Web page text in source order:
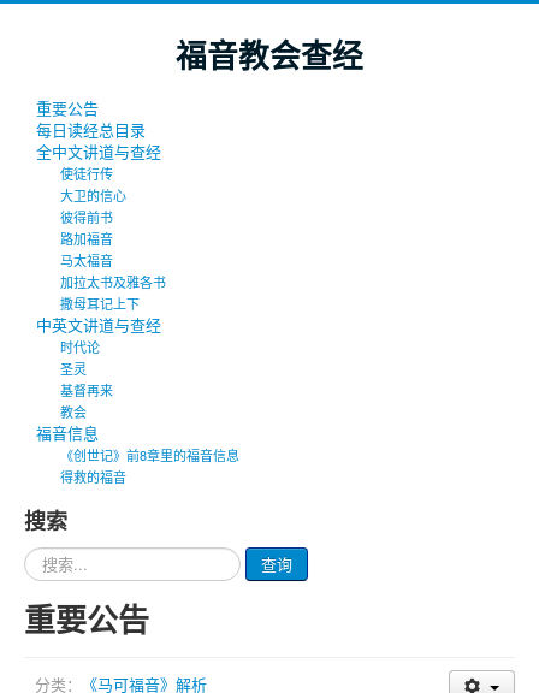
福音教会查经
重要公告
每日读经总目录
全中文讲道与查经
使徒行传
大卫的信心
彼得前书
路加福音
马太福音
加拉太书及雅各书
撒母耳记上下
中英文讲道与查经
时代论
圣灵
基督再来
教会
福音信息
《创世记》前8章里的福音信息
得救的福音
搜索
请
输
入
要
的
查询
重要公告
分类：
《马可福音》解析